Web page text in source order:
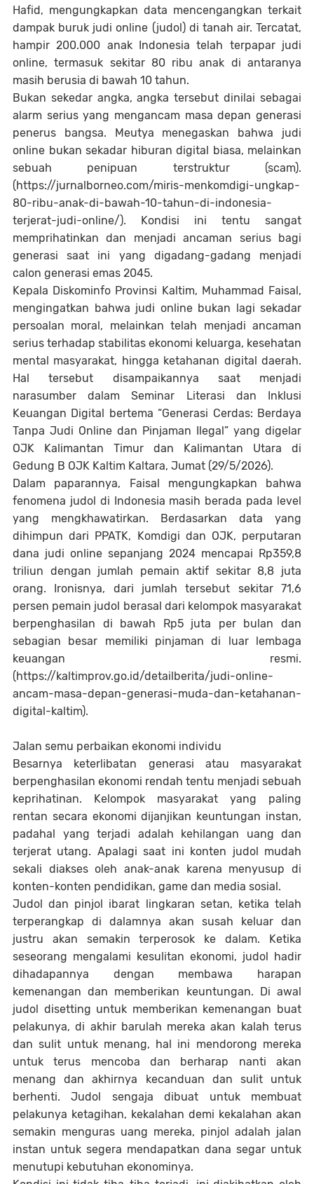
Hafid, mengungkapkan data mencengangkan terkait
dampak buruk judi online (judol) di tanah air. Tercatat,
hampir 200.000 anak Indonesia telah terpapar judi
online, termasuk sekitar 80 ribu anak di antaranya
masih berusia di bawah 10 tahun.
Bukan sekedar angka, angka tersebut dinilai sebagai
alarm serius yang mengancam masa depan generasi
penerus bangsa. Meutya menegaskan bahwa judi
online bukan sekadar hiburan digital biasa, melainkan
sebuah penipuan terstruktur (scam).
(https://jurnalborneo.com/miris-menkomdigi-ungkap-
80-ribu-anak-di-bawah-10-tahun-di-indonesia-
terjerat-judi-online/). Kondisi ini tentu sangat
memprihatinkan dan menjadi ancaman serius bagi
generasi saat ini yang digadang-gadang menjadi
calon generasi emas 2045.
Kepala Diskominfo Provinsi Kaltim, Muhammad Faisal,
mengingatkan bahwa judi online bukan lagi sekadar
persoalan moral, melainkan telah menjadi ancaman
serius terhadap stabilitas ekonomi keluarga, kesehatan
mental masyarakat, hingga ketahanan digital daerah.
Hal tersebut disampaikannya saat menjadi
narasumber dalam Seminar Literasi dan Inklusi
Keuangan Digital bertema “Generasi Cerdas: Berdaya
Tanpa Judi Online dan Pinjaman Ilegal” yang digelar
OJK Kalimantan Timur dan Kalimantan Utara di
Gedung B OJK Kaltim Kaltara, Jumat (29/5/2026).
Dalam paparannya, Faisal mengungkapkan bahwa
fenomena judol di Indonesia masih berada pada level
yang mengkhawatirkan. Berdasarkan data yang
dihimpun dari PPATK, Komdigi dan OJK, perputaran
dana judi online sepanjang 2024 mencapai Rp359,8
triliun dengan jumlah pemain aktif sekitar 8,8 juta
orang. Ironisnya, dari jumlah tersebut sekitar 71,6
persen pemain judol berasal dari kelompok masyarakat
berpenghasilan di bawah Rp5 juta per bulan dan
sebagian besar memiliki pinjaman di luar lembaga
keuangan resmi.
(https://kaltimprov.go.id/detailberita/judi-online-
ancam-masa-depan-generasi-muda-dan-ketahanan-
digital-kaltim).
Jalan semu perbaikan ekonomi individu
Besarnya keterlibatan generasi atau masyarakat
berpenghasilan ekonomi rendah tentu menjadi sebuah
keprihatinan. Kelompok masyarakat yang paling
rentan secara ekonomi dijanjikan keuntungan instan,
padahal yang terjadi adalah kehilangan uang dan
terjerat utang. Apalagi saat ini konten judol mudah
sekali diakses oleh anak-anak karena menyusup di
konten-konten pendidikan, game dan media sosial.
Judol dan pinjol ibarat lingkaran setan, ketika telah
terperangkap di dalamnya akan susah keluar dan
justru akan semakin terperosok ke dalam. Ketika
seseorang mengalami kesulitan ekonomi, judol hadir
dihadapannya dengan membawa harapan
kemenangan dan memberikan keuntungan. Di awal
judol disetting untuk memberikan kemenangan buat
pelakunya, di akhir barulah mereka akan kalah terus
dan sulit untuk menang, hal ini mendorong mereka
untuk terus mencoba dan berharap nanti akan
menang dan akhirnya kecanduan dan sulit untuk
berhenti. Judol sengaja dibuat untuk membuat
pelakunya ketagihan, kekalahan demi kekalahan akan
semakin menguras uang mereka, pinjol adalah jalan
instan untuk segera mendapatkan dana segar untuk
menutupi kebutuhan ekonominya.